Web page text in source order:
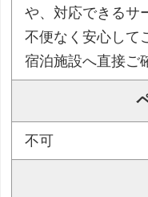
や、対応できるサ
不便なく安心して
宿泊施設へ直接ご
不可